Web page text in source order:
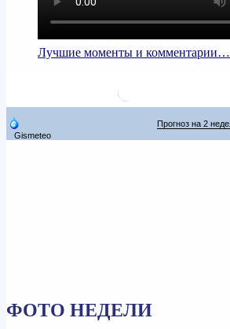
Лучшие моменты и комментарии…
ФОТО НЕДЕЛИ